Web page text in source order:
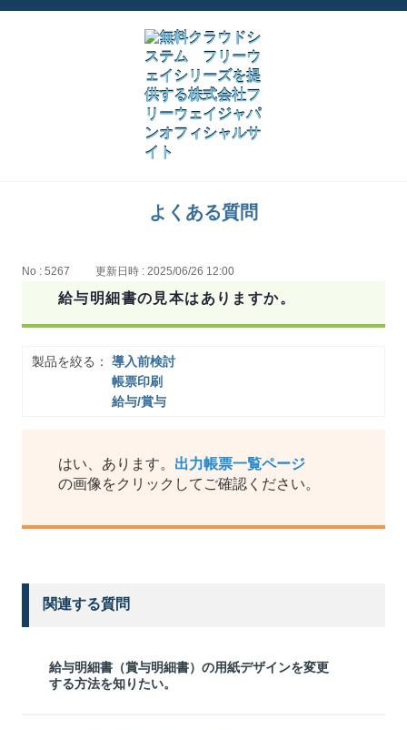
よくある質問
No : 5267 更新日時 : 2025/06/26 12:00
給与明細書の見本はありますか。
製品を絞る：
導入前検討
帳票印刷
給与/賞与
はい、あります。 出力帳票一覧ページ
の画像をクリックしてご確認ください。
関連する質問
給与明細書（賞与明細書）の用紙デザインを変更
する方法を知りたい。